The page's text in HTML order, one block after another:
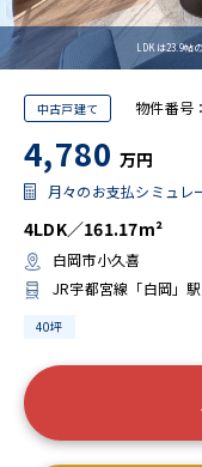
LDKは23.9帖
中古戸建て 物件番号
4,780 万円
月々のお支払シミュレ
4LDK／161.17m²
白岡市小久喜
JR宇都宮線「白岡」
40坪